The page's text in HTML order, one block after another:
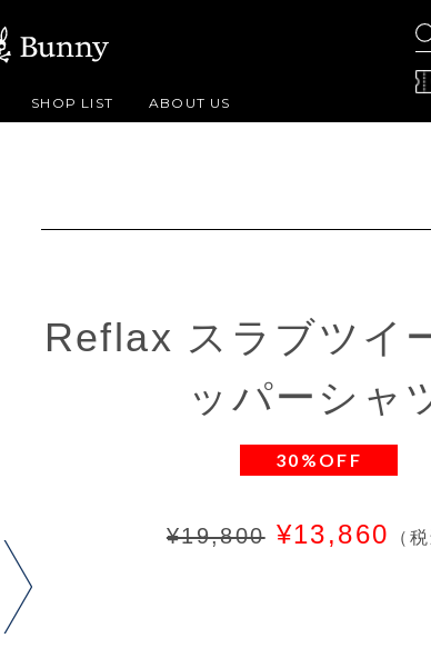
SHOP LIST ABOUT US
Reflax スラブツイ
ッパーシャ
30%OFF
¥19,800 ¥13,860 （